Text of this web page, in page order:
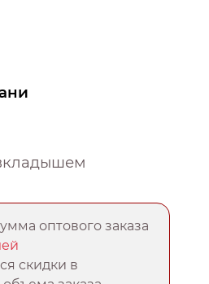
оптового заказа
скидки в